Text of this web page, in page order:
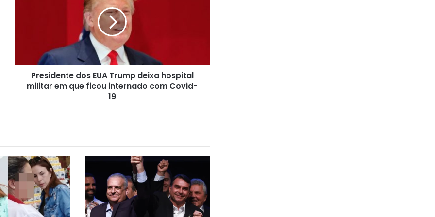
t
T
r
u
d
e
Presidente dos EUA Trump deixa hospital
militar em que ficou internado com Covid-
19